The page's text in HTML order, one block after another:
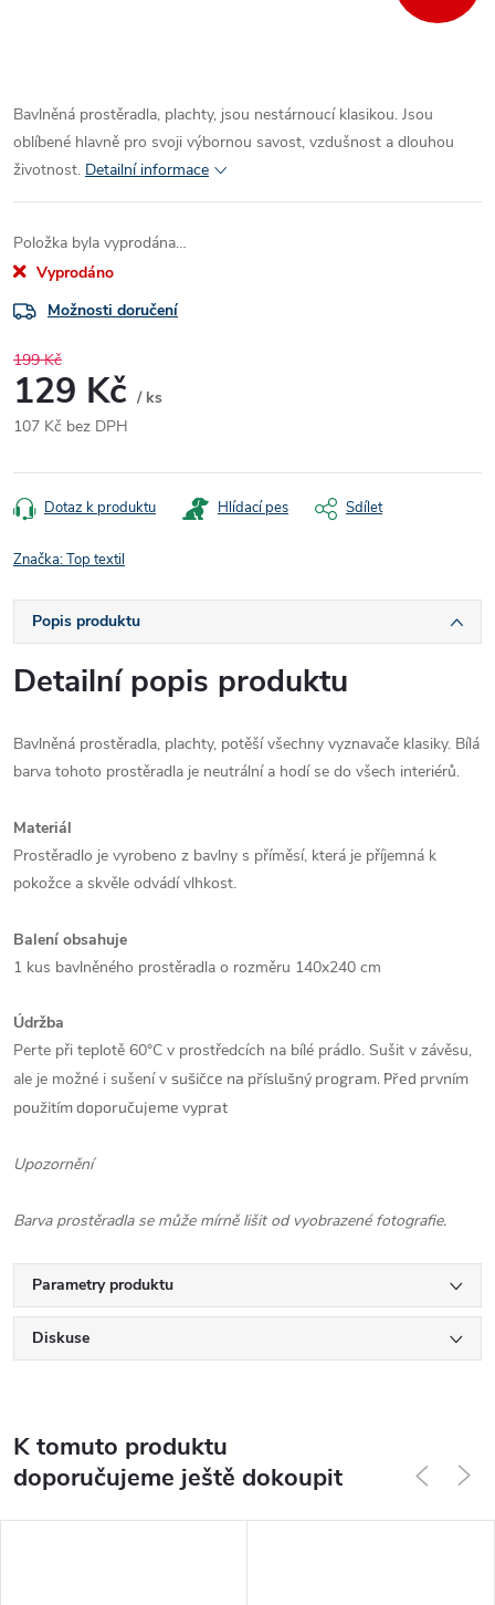
Bavlněná prostěradla, plachty, jsou nestárnoucí klasikou. Jsou
oblíbené hlavně pro svoji výbornou savost, vzdušnost a dlouhou
životnost. Detailní informace
Položka byla vyprodána…
Vyprodáno
Možnosti doručení
199 Kč
129 Kč / ks
107 Kč bez DPH
cena:
Dotaz k produktu Hlídací pes Sdílet
Značka:Top textil
Popis produktu
Detailní popis produktu
Bavlněná prostěradla, plachty, potěší všechny vyznavače klasiky. Bílá
barva tohoto prostěradla je neutrální a hodí se do všech interiérů.
Materiál
Prostěradlo je vyrobeno z bavlny s příměsí, která je příjemná k
pokožce a skvěle odvádí vlhkost.
Balení obsahuje
1 kus bavlněného prostěradla o rozměru 140x240 cm
Údržba
Perte při teplotě 60°C v prostředcích na bílé prádlo. Sušit v závěsu,
ale je možné i sušení v sušičce na příslušný program. Před prvním
použitím doporučujeme vyprat
Upozornění
Barva prostěradla se může mírně lišit od vyobrazené fotografie.
Parametry produktu
Diskuse
K tomuto produktu
doporučujeme ještě dokoupit